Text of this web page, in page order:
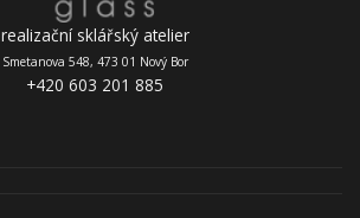
realizační sklářský atelier
Smetanova 548, 473 01 Nový Bor
+420 603 201 885